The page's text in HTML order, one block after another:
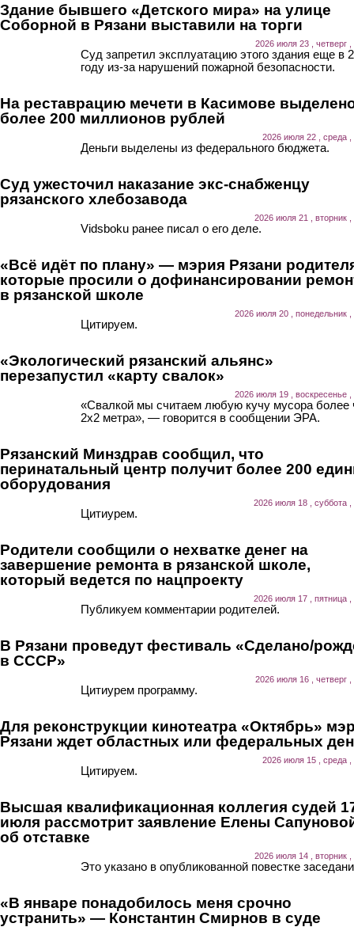
Здание бывшего «Детского мира» на улице
Соборной в Рязани выставили на торги
2026 июля 23 , четверг ,
Суд запретил эксплуатацию этого здания еще в
году из-за нарушений пожарной безопасности.
На реставрацию мечети в Касимове
более 200 миллионов рублей
2026 июля 22 , среда ,
Деньги выделены из федерального бюджета.
Суд ужесточил наказание экс-снабженцу
рязанского хлебозавода
2026 июля 21 , вторник ,
Vidsboku ранее писал о его деле.
«Всё идёт по плану» — мэрия Рязани
которые просили о дофинансировании
в рязанской школе
2026 июля 20 , понедельник ,
Цитируем.
«Экологический рязанский альянс»
перезапустил «карту свалок»
2026 июля 19 , воскресенье ,
«Свалкой мы считаем любую кучу мусора более
2х2 метра», — говорится в сообщении ЭРА.
Рязанский Минздрав сообщил, что
перинатальный центр получит более 200
оборудования
2026 июля 18 , суббота ,
Цитиурем.
Родители сообщили о нехватке денег на
завершение ремонта в рязанской школе,
который ведется по нацпроекту
2026 июля 17 , пятница ,
Публикуем комментарии родителей.
В Рязани проведут фестиваль «Сделано/
в СССР»
2026 июля 16 , четверг ,
Цитиурем программу.
Для реконструкции кинотеатра «Октябрь»
Рязани ждет областных или федеральных
2026 июля 15 , среда ,
Цитируем.
Высшая квалификационная коллегия судей
июля рассмотрит заявление Елены
об отставке
2026 июля 14 , вторник ,
Это указано в опубликованной повестке
«В январе понадобилось меня срочно
устранить» — Константин Смирнов в суде